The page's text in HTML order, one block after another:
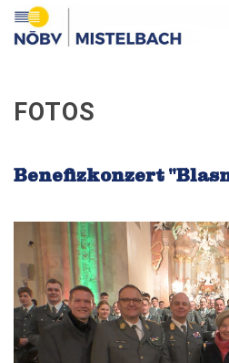
Vereine
Funktionäre
Fotos
FOTOS
Benefizkonzert